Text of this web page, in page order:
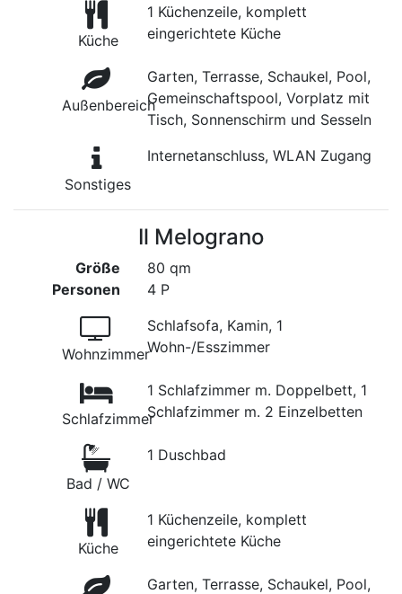
Küche
1 Küchenzeile, komplett
eingerichtete Küche
Außenbereich
Garten, Terrasse, Schaukel, Pool,
Gemeinschaftspool, Vorplatz mit
Tisch, Sonnenschirm und Sesseln
Sonstiges
Internetanschluss, WLAN Zugang
Il Melograno
Größe
Personen
80 qm
4 P
Wohnzimmer
Schlafsofa, Kamin, 1
Wohn-/Esszimmer
Schlafzimmer
1 Schlafzimmer m. Doppelbett, 1
Schlafzimmer m. 2 Einzelbetten
Bad / WC
1 Duschbad
Küche
1 Küchenzeile, komplett
eingerichtete Küche
Garten, Terrasse, Schaukel, Pool,